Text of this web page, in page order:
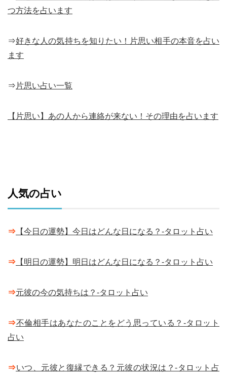
つ方法を占います
⇒好きな人の気持ちを知りたい！片思い相手の本音を占い
ます
⇒ 片思い占い一覧
【片思い】あの人から連絡が来ない！その理由を占います
人気の占い
⇒ 【今日の運勢】今日はどんな日になる？-タロット占い
⇒ 【明日の運勢】明日はどんな日になる？-タロット占い
⇒元彼の今の気持ちは？-タロット占い
⇒不倫相手はあなたのことをどう思っている？-タロット
占い
⇒いつ、元彼と復縁できる？元彼の状況は？-タロット占